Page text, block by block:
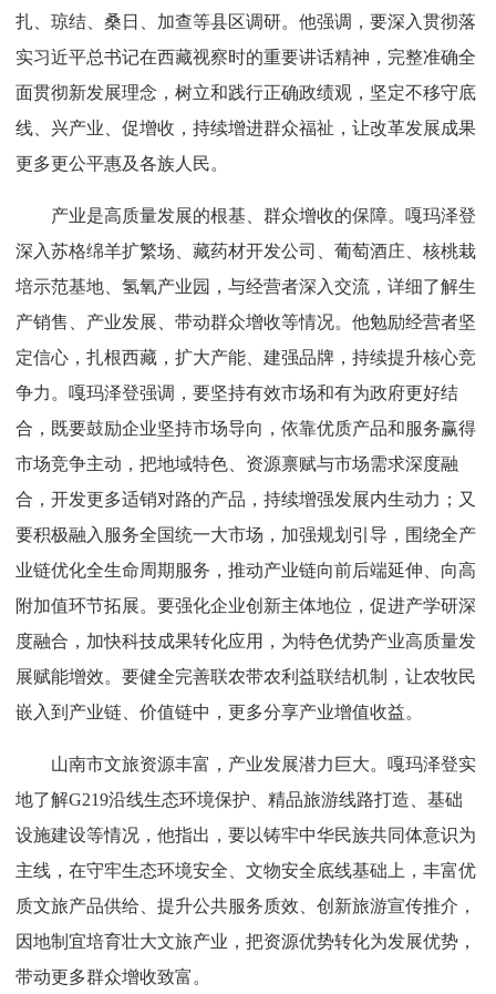
扎、琼结、桑日、加查等县区调研。他强调，要深入贯彻落
实习近平总书记在西藏视察时的重要讲话精神，完整准确全
面贯彻新发展理念，树立和践行正确政绩观，坚定不移守底
线、兴产业、促增收，持续增进群众福祉，让改革发展成果
更多更公平惠及各族人民。
产业是高质量发展的根基、群众增收的保障。嘎玛泽登
深入苏格绵羊扩繁场、藏药材开发公司、葡萄酒庄、核桃栽
培示范基地、氢氧产业园，与经营者深入交流，详细了解生
产销售、产业发展、带动群众增收等情况。他勉励经营者坚
定信心，扎根西藏，扩大产能、建强品牌，持续提升核心竞
争力。嘎玛泽登强调，要坚持有效市场和有为政府更好结
合，既要鼓励企业坚持市场导向，依靠优质产品和服务赢得
市场竞争主动，把地域特色、资源禀赋与市场需求深度融
合，开发更多适销对路的产品，持续增强发展内生动力；又
要积极融入服务全国统一大市场，加强规划引导，围绕全产
业链优化全生命周期服务，推动产业链向前后端延伸、向高
附加值环节拓展。要强化企业创新主体地位，促进产学研深
度融合，加快科技成果转化应用，为特色优势产业高质量发
展赋能增效。要健全完善联农带农利益联结机制，让农牧民
嵌入到产业链、价值链中，更多分享产业增值收益。
山南市文旅资源丰富，产业发展潜力巨大。嘎玛泽登实
地了解G219沿线生态环境保护、精品旅游线路打造、基础
设施建设等情况，他指出，要以铸牢中华民族共同体意识为
主线，在守牢生态环境安全、文物安全底线基础上，丰富优
质文旅产品供给、提升公共服务质效、创新旅游宣传推介，
因地制宜培育壮大文旅产业，把资源优势转化为发展优势，
带动更多群众增收致富。